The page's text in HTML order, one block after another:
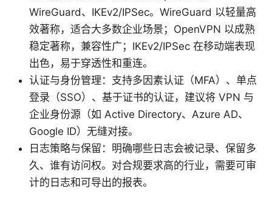
WireGuard、IKEv2/IPSec。WireGuard 以轻量高
效著称，适合大多数企业场景；OpenVPN 以成熟
稳定著称，兼容性广；IKEv2/IPSec 在移动端表现
出色，易于穿透性和重连。
认证与身份管理：支持多因素认证（MFA）、单点
登录（SSO）、基于证书的认证，建议将 VPN 与
企业身份源（如 Active Directory、Azure AD、
Google ID）无缝对接。
日志策略与保留：明确哪些日志会被记录、保留多
久、谁有访问权。对合规要求高的行业，需要可审
计的日志和可导出的报表。